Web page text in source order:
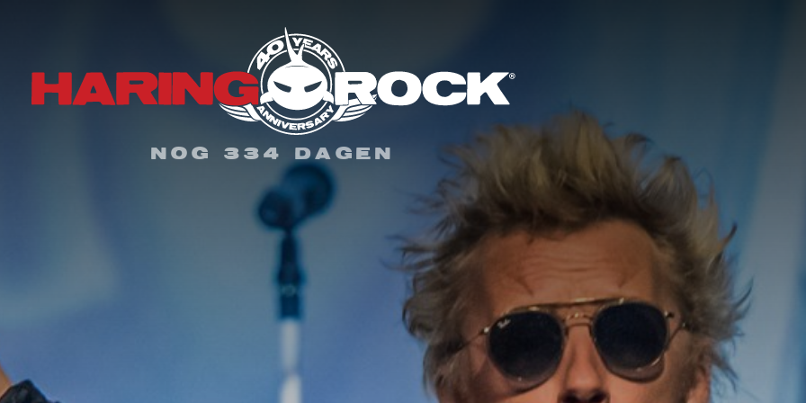
NOG 334 DAGEN